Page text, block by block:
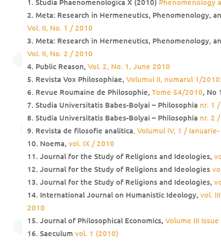
Meta: Research in Hermeneutics, Phenomenology,
Vol. II, No. 1 / 2010
Meta: Research in Hermeneutics, Phenomenology,
Vol. II, No. 2 / 2010
Public Reason, Vol. 2, No. 1, June 2010
Revista Vox Philosophiae, Volumul II, numarul 1/
Revue Roumaine de Philosophie, Tome 54/2010, No
Studia Universitatis Babes-Bolyai – Philosophia nr. 1
Studia Universitatis Babes-Bolyai – Philosophia nr. 2
Revista de filosofie analitica, Volumul IV, 1 /
Noema, vol. IX / 2010
Journal for the Study of Religions and Ideologies,
Journal for the Study of Religions and Ideologies
Journal for the Study of Religions and Ideologies,
International Journal on Humanistic Ideology, vol.
2010
Journal of Philosophical Economics, Volume III
Saeculum vol. 1 (2010)